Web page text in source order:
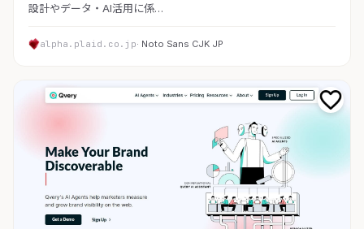
設計やデータ・AI活用に係…
alpha.plaid.co.jp· Noto Sans CJK JP